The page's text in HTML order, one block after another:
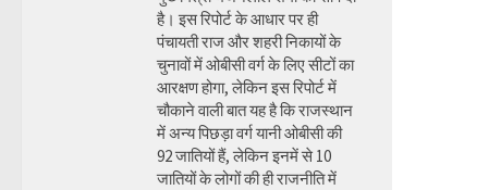
है। इस रिपोर्ट के आधार पर ही
पंचायती राज और शहरी निकायों के
चुनावों में ओबीसी वर्ग के लिए सीटों का
आरक्षण होगा, लेकिन इस रिपोर्ट में
चौकाने वाली बात यह है कि राजस्थान
में अन्य पिछड़ा वर्ग यानी ओबीसी की
92 जातियों हैं, लेकिन इनमें से 10
जातियों के लोगों की ही राजनीति में